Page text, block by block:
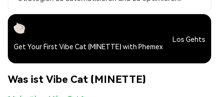
Get Your First Vibe Cat (MINETTE) with Phemex
Los Gehts
Was ist Vibe Cat (MINETTE)